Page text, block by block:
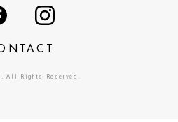
All Rights Reserved.